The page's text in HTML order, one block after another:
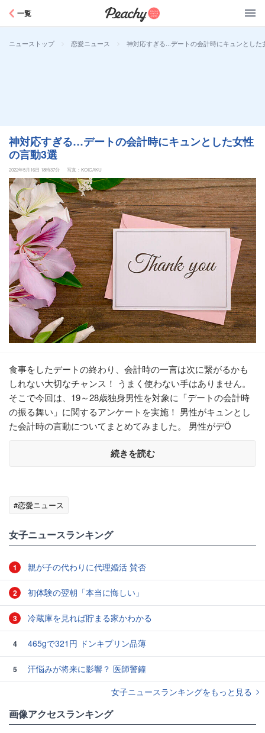
一覧
ニューストップ > 恋愛ニュース > 神対応すぎる…デートの会計時にキュンとした
神対応すぎる…デートの会計時にキュンとした女性
の言動3選
2022年5月16日 18時37分 写真：KOIGAKU
食事をしたデートの終わり、会計時の一言は次に繋がるかも
しれない大切なチャンス！ うまく使わない手はありません。
そこで今回は、19～28歳独身男性を対象に「デートの会計時
の振る舞い」に関するアンケートを実施！ 男性がキュンとし
た会計時の言動についてまとめてみました。 男性がデӦ
続きを読む
#恋愛ニュース
女子ニュースランキング
1 親が子の代わりに代理婚活 賛否
2 初体験の翌朝「本当に悔しい」
3 冷蔵庫を見れば貯まる家かわかる
4 465gで321円 ドンキプリン品薄
5
汗悩みが将来に影響？ 医師警鐘
女子ニュースランキングをもっと見る
画像アクセスランキング